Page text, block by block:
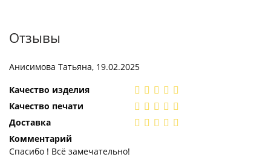
Отзывы
Анисимова Татьяна, 19.02.2025
Качество изделия
Качество печати
Доставка
Комментарий
Спасибо ! Всё замечательно!